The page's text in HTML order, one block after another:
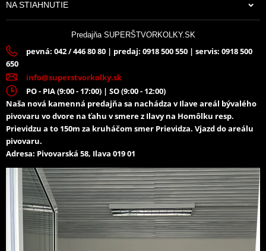
NA STIAHNUTIE
Predajňa SUPERŠTVORKOLKY.SK
pevná: 042 / 446 80 80 | predaj: 0918 500 550 | servis: 0918 500
650
info@superstvorkolky.sk
PO - PIA (9:00 - 17:00) | SO (9:00 - 12:00)
Naša nová kamenná predajňa sa nachádza v Ilave areál bývalého
pivovaru vo dvore na ťahu v smere z Ilavy na Homôlku resp.
Prievidzu a to 150m za kruháčom smer Prievidza. Vjazd do areálu
pivovaru.
Adresa: Pivovarská 58, Ilava 019 01